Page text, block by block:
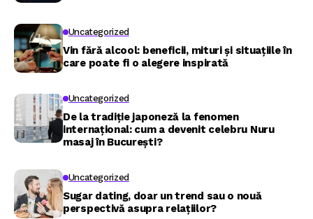
Uncategorized
Vin fără alcool: beneficii, mituri și situațiile în
care poate fi o alegere inspirată
Uncategorized
De la tradiție japoneză la fenomen
internațional: cum a devenit celebru Nuru
masaj în București?
Uncategorized
Sugar dating, doar un trend sau o nouă
perspectivă asupra relațiilor?